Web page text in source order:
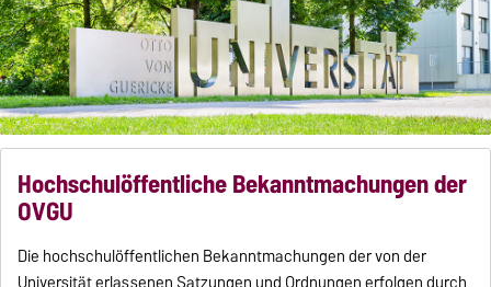
Hochschulöffentliche Bekanntmachungen der
OVGU
Die hochschulöffentlichen Bekanntmachungen der von der